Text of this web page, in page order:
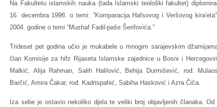
Na Fakultetu islamskih nauka (tada Islamski teološki fakultet)
16. decembra 1998. o temi: “Komparacija Hafsovog i Veršovog
2004. godine o temi “Mushaf Fadil-paše Šerifovića.”
Trideset pet godina učio je mukabele u mnogim sarajevskim
član Komisije za hifz Rijaseta Islamske zajednice u Bosni i
Malkić, Alija Rahman, Salih Halilović, Behija Durmišević, rođ.
Barčić, Amira Čakar, rođ. Kadrispahić, Sabiha Hasković i Azra Čiča.
Iza sebe je ostavio nekoliko djela te veliki broj objavljenih članaka.